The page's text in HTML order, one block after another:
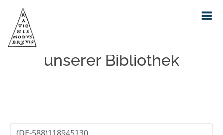
Einfache Suche im Bestand
unserer Bibliothek